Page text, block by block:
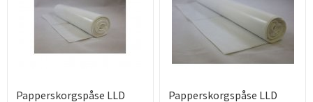
Papperskorgspåse LLD
Papperskorgspåse LLD